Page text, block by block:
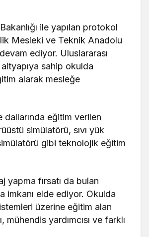
ile yapılan protokol
Mesleki ve Teknik Anadolu
ediyor. Uluslararası
sahip okulda
alarak mesleğe
eğitim verilen
simülatörü, sıvı yük
gibi teknolojik eğitim
yapma fırsatı da bulan
imkanı elde ediyor. Okulda
üzerine eğitim alan
yardımcısı ve farklı